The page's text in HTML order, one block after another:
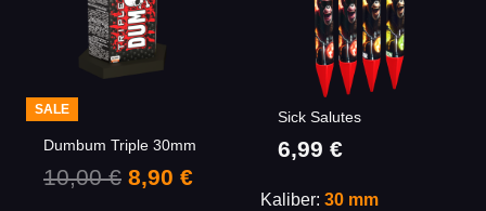
SALE
Dumbum Triple 30mm
10,00€ Ursprünglicher
8,90 €Aktueller
Sick Salutes
6,99 €
Kaliber: 30 mm